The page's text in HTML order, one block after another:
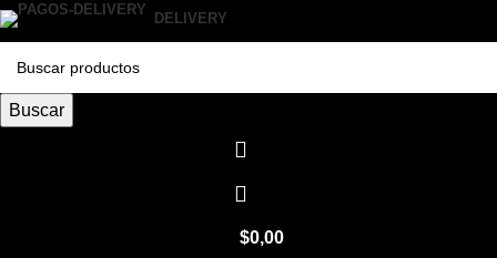
DELIVERY
Buscar
$0,00